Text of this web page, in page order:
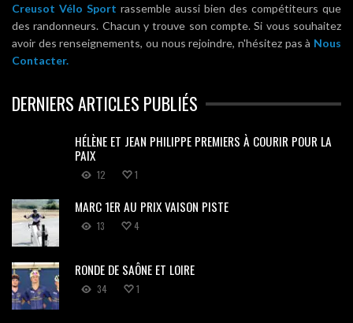
Creusot Vélo Sport rassemble aussi bien des compétiteurs que
des randonneurs. Chacun y trouve son compte. Si vous souhaitez
avoir des renseignements, ou nous rejoindre, n'hésitez pas à Nous
Contacter.
DERNIERS ARTICLES PUBLIÉS
HÉLÈNE ET JEAN PHILIPPE PREMIERS À COURIR POUR LA
PAIX
12 1
MARC 1ER AU PRIX VAISON PISTE
13 4
RONDE DE SAÔNE ET LOIRE
34 1